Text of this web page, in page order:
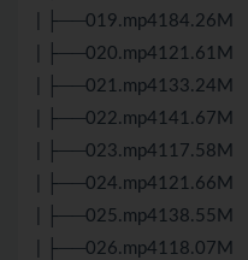
| ├──019.mp4184.26M
| ├──020.mp4121.61M
| ├──021.mp4133.24M
| ├──022.mp4141.67M
| ├──023.mp4117.58M
| ├──024.mp4121.66M
| ├──025.mp4138.55M
| ├──026.mp4118.07M